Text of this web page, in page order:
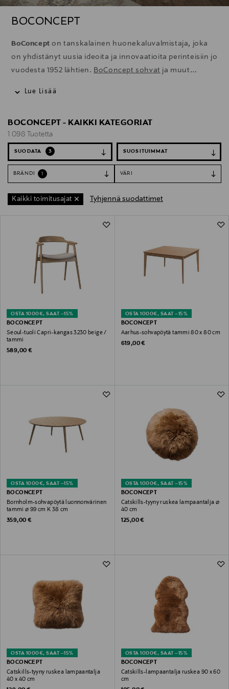
BOCONCEPT
BoConcept on tanskalainen huonekaluvalmistaja, joka
on yhdistänyt uusia ideoita ja innovaatioita perinteisiin jo
vuodesta 1952 lähtien. BoConcept sohvat ja muut
skandinaaviseen sisustukseen ja on suunniteltu
toimimaan saumattomasti yhdessä muiden malliston
tuotteiden kanssa. Useat BoConceptin tuotteet, kuten
sohvat ja ruokapöydäntuolit, ovat lisäksi räätälöitävissä
jokaiseen tilaan ja sisustustyyliin sopiviksi.
Lue Lisää
BOCONCEPT - KAIKKI KATEGORIAT
1 098 Tuotetta
SUODATA 3
BRÄNDI 1 VÄRI
Kaikki toimitusajat Tyhjennä suodattimet
OSTA 1000€, SAAT –15%
BOCONCEPT
Seoul-tuoli Capri-kangas 3230 beige /
tammi
Original Price
589,00 €
OSTA 1000€, SAAT –15%
BOCONCEPT
Aarhus-sohvapöytä tammi 80 x 80 cm
Original Price
619,00 €
OSTA 1000€, SAAT –15%
BOCONCEPT
Bornholm-sohvapöytä luonnonvärinen
tammi ⌀ 99 cm K 38 cm
Original Price
359,00 €
OSTA 1000€, SAAT –15%
BOCONCEPT
Catskills-tyyny ruskea lampaantalja ⌀
40 cm
Original Price
125,00 €
OSTA 1000€, SAAT –15%
BOCONCEPT
Catskills-tyyny ruskea lampaantalja
40 x 40 cm
OSTA 1000€, SAAT –15%
BOCONCEPT
Catskills-lampaantalja ruskea 90 x 60
cm